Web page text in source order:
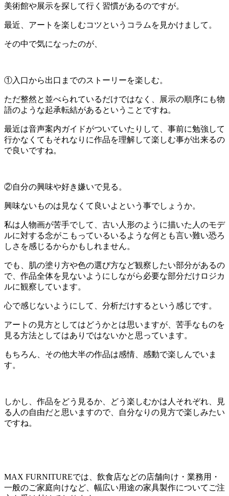
美術館や展示を探して行く習慣があるのですが。
最近、アートを楽しむコツというコラムを見かけまして。
その中で気になったのが、
①入口から出口までのストーリーを楽しむ。
ただ整然と並べられているだけではなく、展示の順序にも物
語のような起承転結があるということですね。
最近は音声案内ガイドがついていたりして、事前に勉強して
行かなくてもそれなりに作品を理解して楽しむ事が出来るの
で良いですね。
②自分の興味や好き嫌いで見る。
興味ないものは見なくて良いよという事でしょうか。
私は人物画が苦手でして、古い人形のように描いた人のモデ
ルに対する念がこもっているいるような何とも言い難い恐ろ
しさを感じるからかもしれません。
でも、肌の塗り方や色の選び方など観察したい部分があるの
で、作品全体を見ないようにしながら必要な部分だけロジカ
ルに観察しています。
心で感じないようにして、分析だけするという感じです。
アートの見方としてはどうかとは思いますが、苦手なものを
見る方法としてはありではないかと思っています。
もちろん、その他大半の作品は感情、感動で楽しんでいま
す。
しかし、作品をどう見るか、どう楽しむかは人それぞれ、見
る人の自由だと思いますので、自分なりの見方で楽しみたい
ですね。
MAX FURNITUREでは、飲食店などの店舗向け・業務用・
一般のご家庭向けなど、幅広い用途の家具製作についてご注